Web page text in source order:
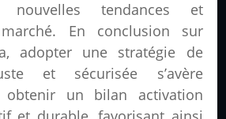
nouvelles tendances et
En conclusion sur
adopter une stratégie de
et sécurisée s’avère
obtenir un bilan activation